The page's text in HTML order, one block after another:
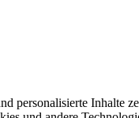
personalisierte